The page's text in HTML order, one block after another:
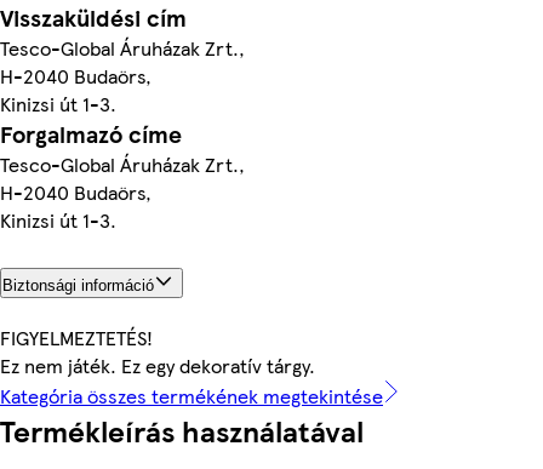
Visszaküldési cím
Tesco-Global Áruházak Zrt.,
H-2040 Budaörs,
Kinizsi út 1-3.
Forgalmazó címe
Tesco-Global Áruházak Zrt.,
H-2040 Budaörs,
Kinizsi út 1-3.
Biztonsági információ
FIGYELMEZTETÉS!
Ez nem játék. Ez egy dekoratív tárgy.
Kategória összes termékének megtekintése
Termékleírás használatával